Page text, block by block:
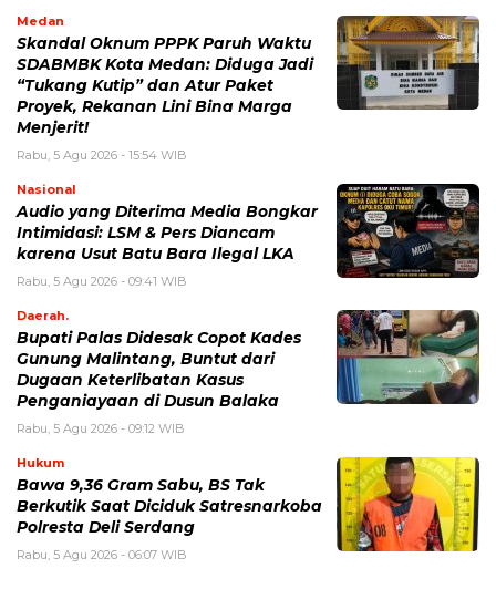
Medan
Skandal Oknum PPPK Paruh Waktu
SDABMBK Kota Medan: Diduga Jadi
“Tukang Kutip” dan Atur Paket
Proyek, Rekanan Lini Bina Marga
Menjerit!
Rabu, 5 Agu 2026 - 15:54 WIB
Nasional
Audio yang Diterima Media Bongkar
Intimidasi: LSM & Pers Diancam
karena Usut Batu Bara Ilegal LKA
Rabu, 5 Agu 2026 - 09:41 WIB
Daerah.
Bupati Palas Didesak Copot Kades
Gunung Malintang, Buntut dari
Dugaan Keterlibatan Kasus
Penganiayaan di Dusun Balaka
Rabu, 5 Agu 2026 - 09:12 WIB
Hukum
Bawa 9,36 Gram Sabu, BS Tak
Berkutik Saat Diciduk Satresnarkoba
Polresta Deli Serdang
Rabu, 5 Agu 2026 - 06:07 WIB